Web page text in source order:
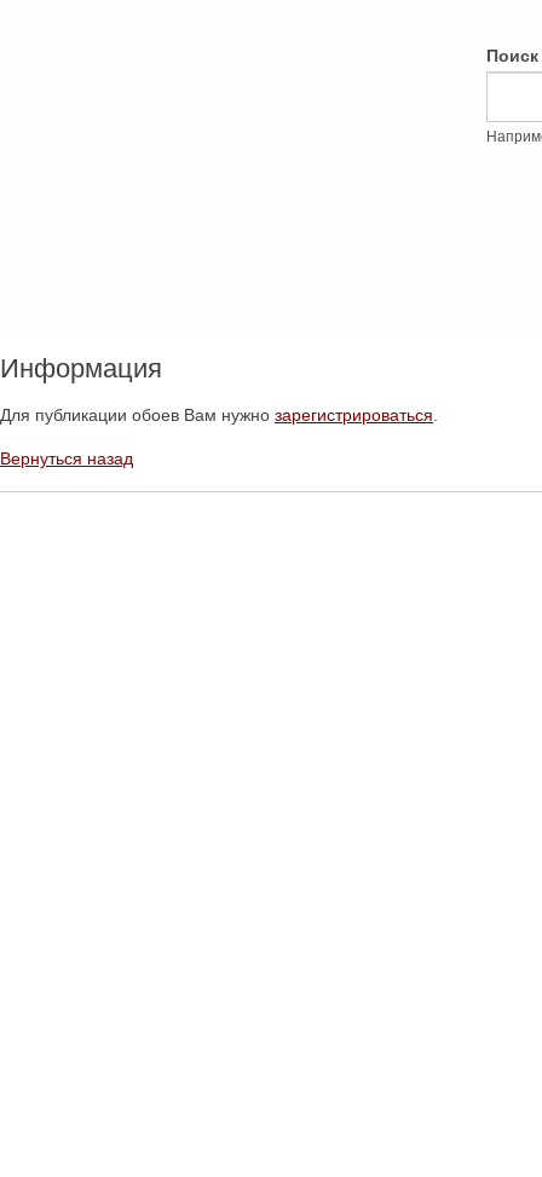
Информация
Для публикации обоев Вам нужно зарегистрироваться
Вернуться назад